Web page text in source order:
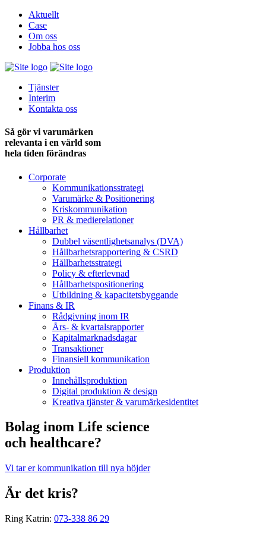
Aktuellt
Case
Om oss
Jobba hos oss
Tjänster
Interim
Kontakta oss
Så gör vi varumärken
relevanta i en värld som
hela tiden förändras
Corporate
Kommunikationsstrategi
Varumärke & Positionering
Kriskommunikation
PR & medie­relationer
Hållbarhet
Dubbel väsentlighets­analys (DVA)
Hållbarhets­rapportering & CSRD
Hållbarhets­strategi
Policy & efterlevnad
Hållbarhets­positionering
Utbildning & kapacitetsbyggande
Finans & IR
Rådgivning inom IR
Års- & kvartalsrapporter
Kapitalmarknadsdagar
Transaktioner
Finansiell kommunikation
Produktion
Innehållsproduktion
Digital produktion & design
Kreativa tjänster & varumärkesidentitet
Bolag inom Life science
och healthcare?
Vi tar er kommunikation till nya höjder
Är det kris?
Ring Katrin: 073-338 86 29